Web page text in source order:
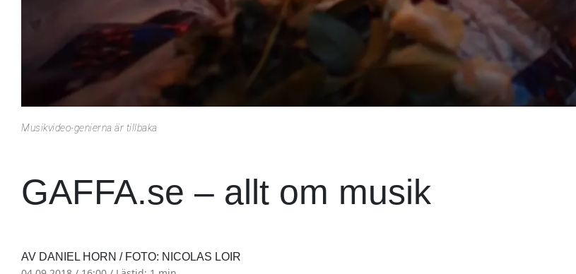
Musikvideo-genierna är tillbaka
GAFFA.se – allt om musik
AV DANIEL HORN / FOTO: NICOLAS LOIR